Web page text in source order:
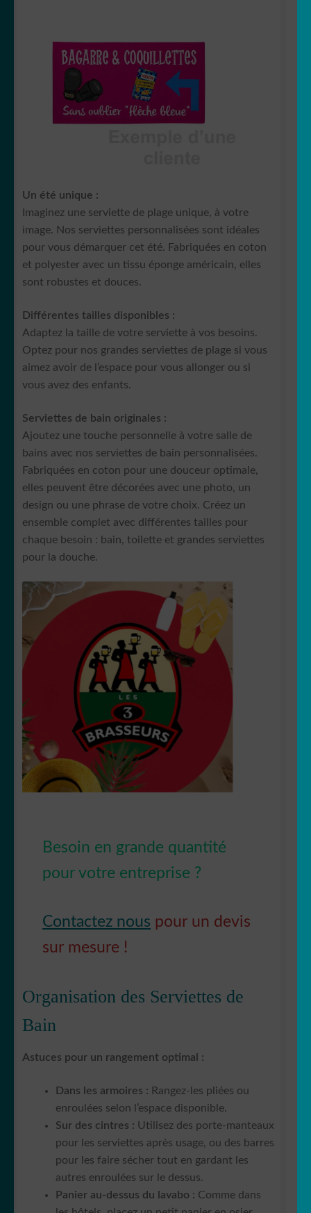
Un été unique :
Imaginez une serviette de plage unique, à votre
image. Nos serviettes personnalisées sont idéales
pour vous démarquer cet été. Fabriquées en coton
et polyester avec un tissu éponge américain, elles
sont robustes et douces.
Différentes tailles disponibles :
Adaptez la taille de votre serviette à vos besoins.
Optez pour nos grandes serviettes de plage si vous
aimez avoir de l’espace pour vous allonger ou si
vous avez des enfants.
Serviettes de bain originales :
Ajoutez une touche personnelle à votre salle de
bains avec nos serviettes de bain personnalisées.
Fabriquées en coton pour une douceur optimale,
elles peuvent être décorées avec une photo, un
design ou une phrase de votre choix. Créez un
ensemble complet avec différentes tailles pour
chaque besoin : bain, toilette et grandes serviettes
pour la douche.
Besoin en grande quantité
pour votre entreprise ?
Contactez nous pour un devis
sur mesure !
Organisation des Serviettes de
Bain
Astuces pour un rangement optimal :
Dans les armoires : Rangez-les pliées ou
enroulées selon l’espace disponible.
Sur des cintres : Utilisez des porte-manteaux
pour les serviettes après usage, ou des barres
pour les faire sécher tout en gardant les
autres enroulées sur le dessus.
Panier au-dessus du lavabo : Comme dans